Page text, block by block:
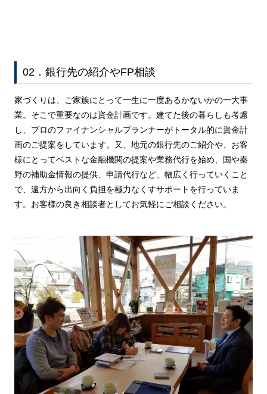
02．銀行先の紹介やFP相談
家づくりは、ご家族にとって一生に一度あるかないかの一大事
業。そこで重要なのは資金計画です。建てた後の暮らしも考慮
し、プロのファイナンシャルプランナーがトータル的に資金計
画のご提案をしています。又、地元の銀行先のご紹介や、お客
様にとってベストな金融機関の提案や業務代行を始め、国や秦
野の補助金情報の提供、申請代行など、幅広く行っていくこと
で、遠方から出向く負担を極力なくすサポートを行っていま
す。お客様の良き相談者としてお気軽にご相談ください。